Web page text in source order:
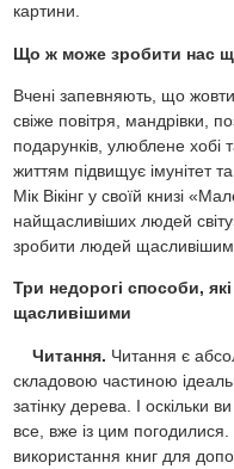
картини.
Що ж може зробити нас
Вчені запевняють, що
свіже повітря, мандрівки,
подарунків, улюблене хобі
життям підвищує імунітет
Мік Вікінг у своїй книзі
найщасливіших людей
зробити людей
Три недорогі способи,
щасливішими
Читання. Читання є
складовою частиною
затінку дерева. І оскільки
все, вже із цим
використання книг для